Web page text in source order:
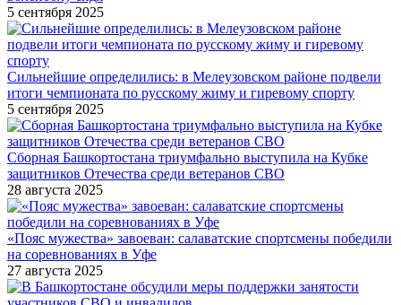
5 сентября 2025
Сильнейшие определились: в Мелеузовском районе подвели
итоги чемпионата по русскому жиму и гиревому спорту
5 сентября 2025
Сборная Башкортостана триумфально выступила на Кубке
защитников Отечества среди ветеранов СВО
28 августа 2025
«Пояс мужества» завоеван: салаватские спортсмены победили
на соревнованиях в Уфе
27 августа 2025